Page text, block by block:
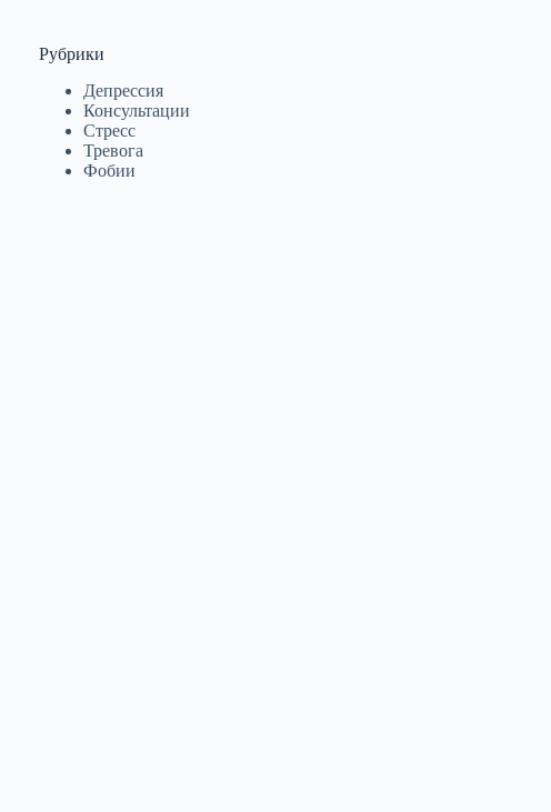
Рубрики
Депрессия
Консультации
Стресс
Тревога
Фобии